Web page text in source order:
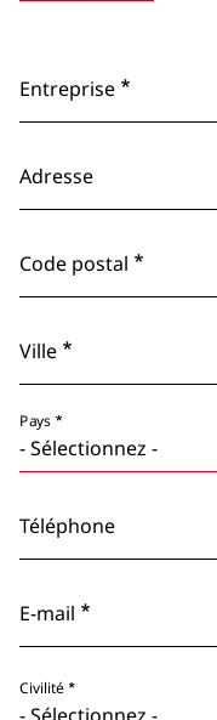
Civilité
Entreprise
Adresse
Code postal
Ville
Pays
Téléphone
E-mail